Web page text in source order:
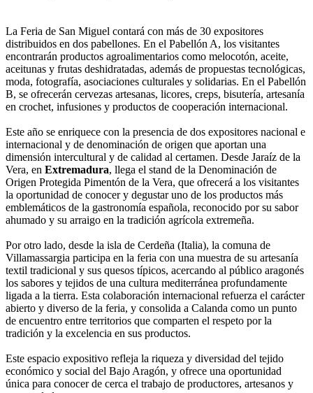
La Feria de San Miguel contará con más de 30 expositores
distribuidos en dos pabellones. En el Pabellón A, los visitantes
encontrarán productos agroalimentarios como melocotón, aceite,
aceitunas y frutas deshidratadas, además de propuestas tecnológicas,
moda, fotografía, asociaciones culturales y solidarias. En el Pabellón
B, se ofrecerán cervezas artesanas, licores, creps, bisutería, artesanía
en crochet, infusiones y productos de cooperación internacional.
Este año se enriquece con la presencia de dos expositores nacional e
internacional y de denominación de origen que aportan una
dimensión intercultural y de calidad al certamen. Desde Jaraíz de la
Vera, en Extremadura, llega el stand de la Denominación de
Origen Protegida Pimentón de la Vera, que ofrecerá a los visitantes
la oportunidad de conocer y degustar uno de los productos más
emblemáticos de la gastronomía española, reconocido por su sabor
ahumado y su arraigo en la tradición agrícola extremeña.
Por otro lado, desde la isla de Cerdeña (Italia), la comuna de
Villamassargia participa en la feria con una muestra de su artesanía
textil tradicional y sus quesos típicos, acercando al público aragonés
los sabores y tejidos de una cultura mediterránea profundamente
ligada a la tierra. Esta colaboración internacional refuerza el carácter
abierto y diverso de la feria, y consolida a Calanda como un punto
de encuentro entre territorios que comparten el respeto por la
tradición y la excelencia en sus productos.
Este espacio expositivo refleja la riqueza y diversidad del tejido
económico y social del Bajo Aragón, y ofrece una oportunidad
única para conocer de cerca el trabajo de productores, artesanos y